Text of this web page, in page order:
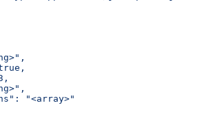
"<array>"